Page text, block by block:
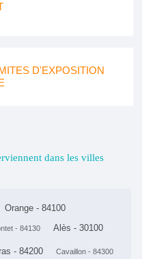
D'EXPOSITION
dans les villes
Orange - 84100
- 84130 Alès - 30100
- 84200 Cavaillon - 84300